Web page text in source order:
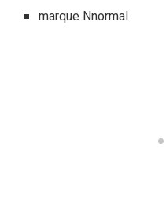
marque Nnormal